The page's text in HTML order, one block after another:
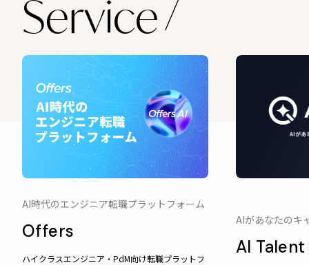
Service
AI時代のエンジニア転職プラットフォーム
Offers
ハイクラスエンジニア・PdM向け転職プラットフ
AIがあなたのキ
AI Talent